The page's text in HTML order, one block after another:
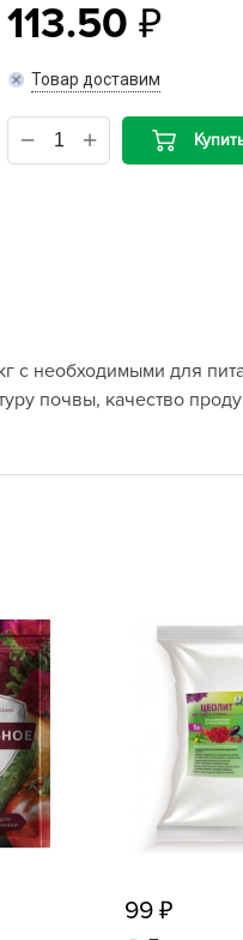
113.50
Товар доставим
для
почвы, качество
99